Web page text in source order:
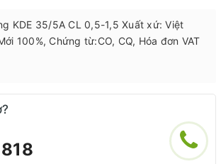
KDE 35/5A CL 0,5-1,5 Xuất xứ: Việt
100%, Chứng từ:CO, CQ, Hóa đơn VAT